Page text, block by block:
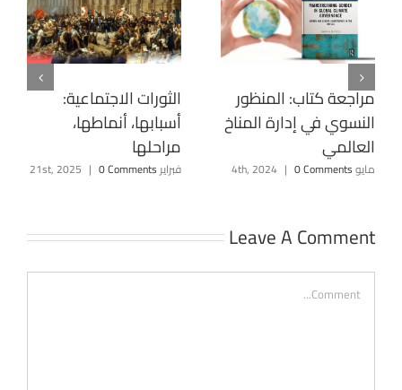
الثورات الاجتماعية:
أسبابها، أنماطها،
مراحلها
فبراير 21st, 2025 | 0 Comments
مراجعة كتاب: المنظور
النسوي في إدارة المناخ
العالمي
مايو 4th, 2024 | 0 Comments
Leave A Comment
Comment